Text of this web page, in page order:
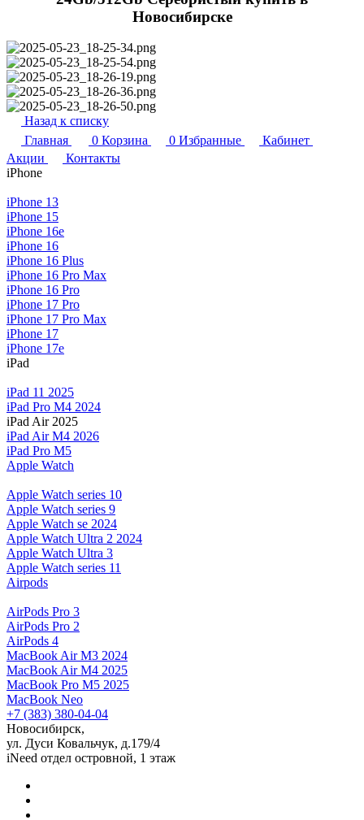
Новосибирске
Назад к списку
Главная
0 Корзина 0 Избранные
Кабинет
Акции
Контакты
iPhone
iPhone 13
iPhone 15
iPhone 16e
iPhone 16
iPhone 16 Plus
iPhone 16 Pro Max
iPhone 16 Pro
iPhone 17 Pro
iPhone 17 Pro Max
iPhone 17
iPhone 17e
iPad
iPad 11 2025
iPad Pro M4 2024
iPad Air 2025
iPad Air M4 2026
iPad Pro M5
Apple Watch
Apple Watch series 10
Apple Watch series 9
Apple Watch se 2024
Apple Watch Ultra 2 2024
Apple Watch Ultra 3
Apple Watch series 11
Airpods
AirPods Pro 3
AirPods Pro 2
AirPods 4
MacBook Air M3 2024
MacBook Air M4 2025
MacBook Pro M5 2025
MacBook Neo
+7 (383) 380-04-04
Новосибирск,
ул. Дуси Ковальчук, д.179/4
iNeed отдел островной, 1 этаж